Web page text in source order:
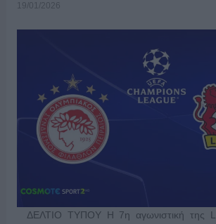
19/01/2026
ΔΕΛΤΙΟ ΤΥΠΟΥ Η 7η αγωνιστική της